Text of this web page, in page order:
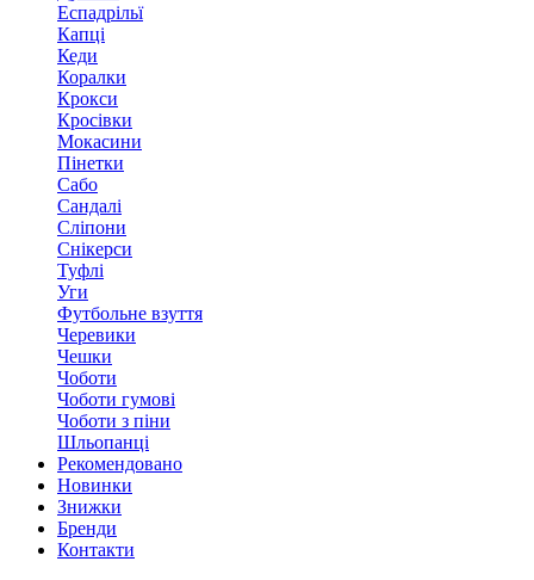
Еспадрільї
Капці
Кеди
Коралки
Крокси
Кросівки
Мокасини
Пінетки
Сабо
Сандалі
Сліпони
Снікерси
Туфлі
Уги
Футбольне взуття
Черевики
Чешки
Чоботи
Чоботи гумові
Чоботи з піни
Шльопанці
Рекомендовано
Новинки
Знижки
Бренди
Контакти